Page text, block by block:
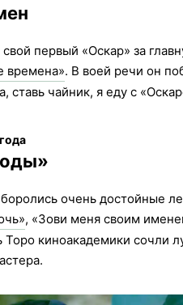
первый «Оскар» за
времена». В воей речи он
ставь чайник, я еду с
боролись очень достойные
, «Зови меня своим
Торо киноакадемики сочли